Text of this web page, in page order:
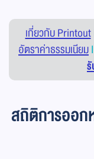
เกี่ยวกับ Printout
อัตราค่าธรรมเนียม|
สถิติการออก